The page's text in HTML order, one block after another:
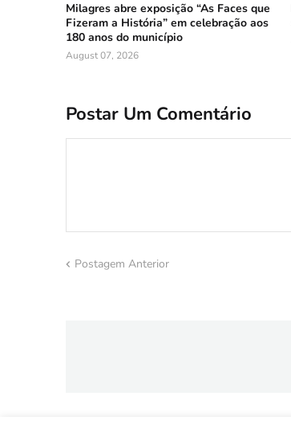
Milagres abre exposição “As Faces que
Fizeram a História” em celebração aos
180 anos do município
August 07, 2026
Postar Um Comentário
Postagem Anterior